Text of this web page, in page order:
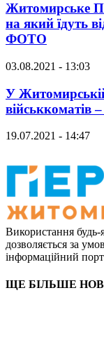
Житомирське
на який їдуть
ФОТО
03.08.2021 - 13:03
У Житомирській
військкоматів
19.07.2021 - 14:47
Використання будь-
дозволяється за
інформаційний
ЩЕ БІЛЬШЕ